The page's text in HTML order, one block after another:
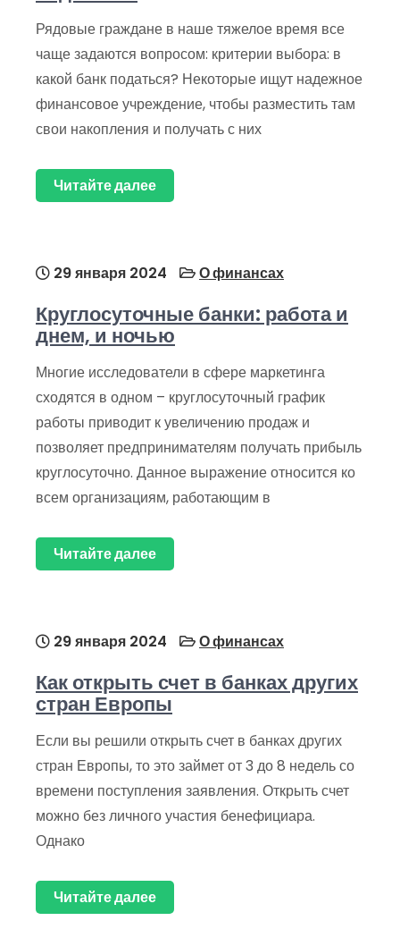
Рядовые граждане в наше тяжелое время все
чаще задаются вопросом: критерии выбора: в
какой банк податься? Некоторые ищут надежное
финансовое учреждение, чтобы разместить там
свои накопления и получать с них
Читайте далее
29 января 2024 О финансах
Круглосуточные банки: работа и
днем, и ночью
Многие исследователи в сфере маркетинга
сходятся в одном – круглосуточный график
работы приводит к увеличению продаж и
позволяет предпринимателям получать прибыль
круглосуточно. Данное выражение относится ко
всем организациям, работающим в
Читайте далее
29 января 2024 О финансах
Как открыть счет в банках других
стран Европы
Если вы решили открыть счет в банках других
стран Европы, то это займет от 3 до 8 недель со
времени поступления заявления. Открыть счет
можно без личного участия бенефициара.
Однако
Читайте далее